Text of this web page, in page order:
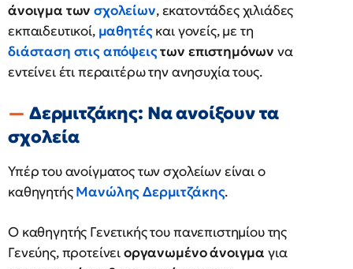
άνοιγμα τωνσχολείων, εκατοντάδες χιλιάδες
εκπαιδευτικοί, μαθητέςκαι γονείς, με τη
διάσταση στις απόψειςτων επιστημόνων να
εντείνει έτι περαιτέρω την ανησυχία τους.
Δερμιτζάκης: Να ανοίξουν τα
σχολεία
Υπέρ του ανοίγματος των σχολείων είναι ο
καθηγητήςΜανώλης Δερμιτζάκης.
Ο καθηγητής Γενετικής του πανεπιστημίου της
Γενεύης, προτείνειοργανωμένο άνοιγμα για